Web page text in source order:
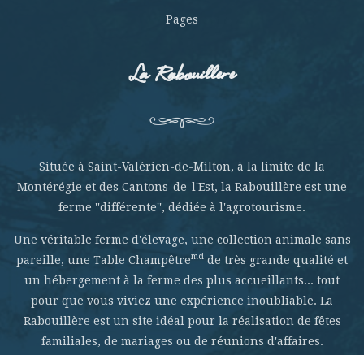
Pages
La Rabouillere
Située à Saint-Valérien-de-Milton, à la limite de la
Montérégie et des Cantons-de-l'Est, la Rabouillère est une
ferme ''différente'', dédiée à l'agrotourisme.
Une véritable ferme d'élevage, une collection animale sans
pareille, une Table Champêtremd de très grande qualité et
un hébergement à la ferme des plus accueillants... tout
pour que vous viviez une expérience inoubliable. La
Rabouillère est un site idéal pour la réalisation de fêtes
familiales, de mariages ou de réunions d'affaires.